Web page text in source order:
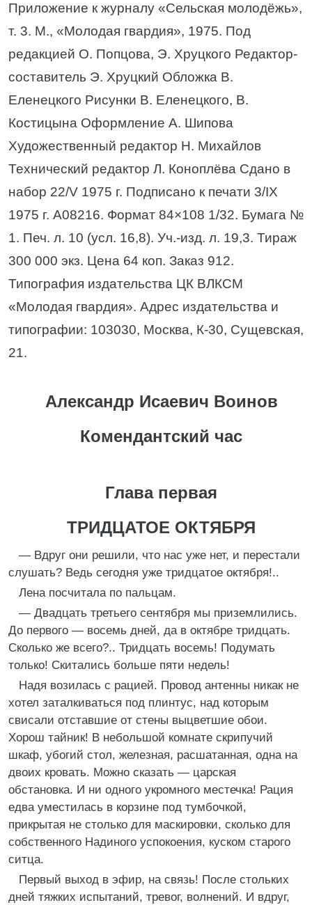
Приложение к журналу «Сельская молодёжь»,
т. 3. М., «Молодая гвардия», 1975. Под
редакцией О. Попцова, Э. Хруцкого Редактор-
составитель Э. Хруцкий Обложка В.
Еленецкого Рисунки В. Еленецкого, В.
Костицына Оформление А. Шипова
Художественный редактор Н. Михайлов
Технический редактор Л. Коноплёва Сдано в
набор 22/V 1975 г. Подписано к печати 3/IX
1975 г. А08216. Формат 84×108 1/32. Бумага №
1. Печ. л. 10 (усл. 16,8). Уч.-изд. л. 19,3. Тираж
300 000 экз. Цена 64 коп. Заказ 912.
Типография издательства ЦК ВЛКСМ
«Молодая гвардия». Адрес издательства и
типографии: 103030, Москва, К-30, Сущевская,
21.
Александр Исаевич Воинов
Комендантский час
Глава первая
ТРИДЦАТОЕ ОКТЯБРЯ
— Вдруг они решили, что нас уже нет, и перестали
слушать? Ведь сегодня уже тридцатое октября!..
Лена посчитала по пальцам.
— Двадцать третьего сентября мы приземлились.
До первого — восемь дней, да в октябре тридцать.
Сколько же всего?.. Тридцать восемь! Подумать
только! Скитались больше пяти недель!
Надя возилась с рацией. Провод антенны никак не
хотел заталкиваться под плинтус, над которым
свисали отставшие от стены выцветшие обои.
Хорош тайник! В небольшой комнате скрипучий
шкаф, убогий стол, железная, расшатанная, одна на
двоих кровать. Можно сказать — царская
обстановка. И ни одного укромного местечка! Рация
едва уместилась в корзине под тумбочкой,
прикрытая не столько для маскировки, сколько для
собственного Надиного успокоения, куском старого
ситца.
Первый выход в эфир, на связь! После стольких
дней тяжких испытаний, тревог, волнений. И вдруг,